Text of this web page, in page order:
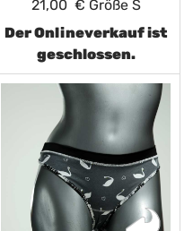
21,00 € Größe S
Der Onlineverkauf ist
geschlossen.